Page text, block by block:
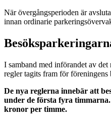
När övergångsperioden är
innan ordinarie
I samband med införandet av
regler tagits fram för föreningens
De nya reglerna innebär att
under de första fyra
kronor per timme.